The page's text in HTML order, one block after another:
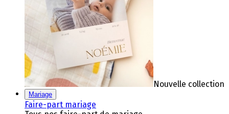
Nouvelle collection
Mariage
Faire-part mariage